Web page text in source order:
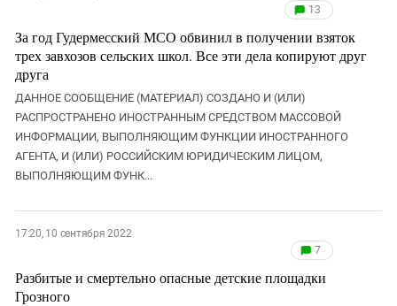
13
За год Гудермесский МСО обвинил в получении взяток
трех завхозов сельских школ. Все эти дела копируют друг
друга
ДАННОЕ СООБЩЕНИЕ (МАТЕРИАЛ) СОЗДАНО И (ИЛИ)
РАСПРОСТРАНЕНО ИНОСТРАННЫМ СРЕДСТВОМ МАССОВОЙ
ИНФОРМАЦИИ, ВЫПОЛНЯЮЩИМ ФУНКЦИИ ИНОСТРАННОГО
АГЕНТА, И (ИЛИ) РОССИЙСКИМ ЮРИДИЧЕСКИМ ЛИЦОМ,
ВЫПОЛНЯЮЩИМ ФУНК...
17:20, 10 сентября 2022
7
Разбитые и смертельно опасные детские площадки
Грозного